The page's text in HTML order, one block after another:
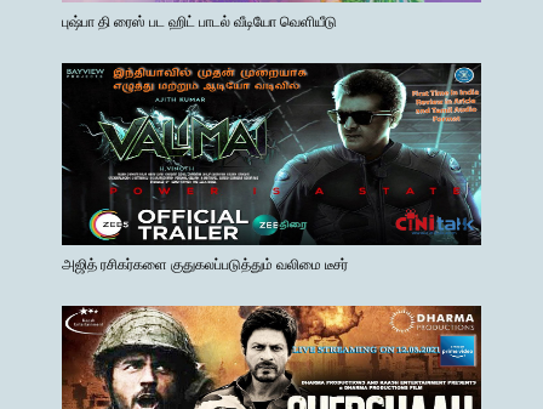
புஷ்பா தி ரைஸ் பட ஹிட் பாடல் வீடியோ வெளியீடு
அஜித் ரசிகர்களை குதுகலப்படுத்தும் வலிமை டீசர்